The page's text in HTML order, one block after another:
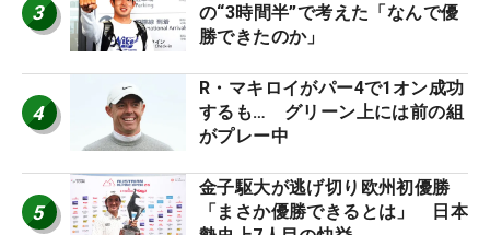
3
の“3時間半”で考えた「なんで優
勝できたのか」
4
R・マキロイがパー4で1オン成功
するも… グリーン上には前の組
がプレー中
5
金子駆大が逃げ切り欧州初優勝
「まさか優勝できるとは」 日本